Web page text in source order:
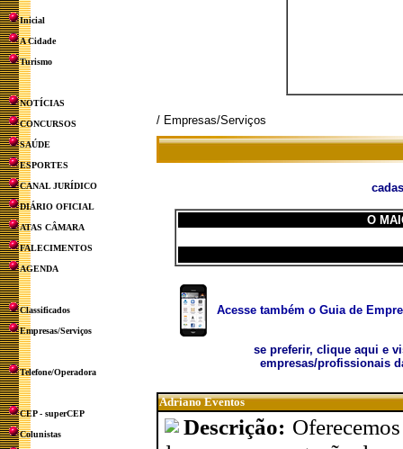
Inicial
A Cidade
Turismo
NOTÍCIAS
CONCURSOS
SAÚDE
ESPORTES
CANAL JURÍDICO
DIÁRIO OFICIAL
ATAS CÂMARA
FALECIMENTOS
AGENDA
Classificados
Empresas/Serviços
Telefone/Operadora
CEP - superCEP
Colunistas
/ Empresas/Serviços
O
Acesse também o Guia de
se preferir, clique aqui e
empresas/profissionais
Adriano Eventos
Descrição: